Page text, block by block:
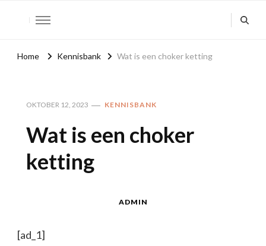
Home Kennisbank Wat is een choker ketting
OKTOBER 12, 2023 KENNISBANK
Wat is een choker
ketting
ADMIN
[ad_1]